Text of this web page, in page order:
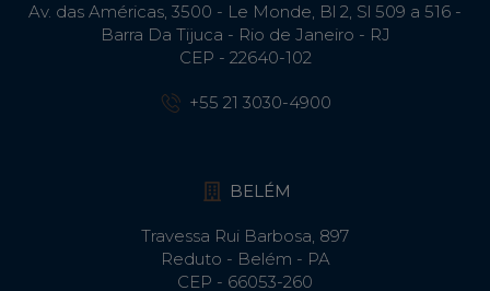
Av. das Américas, 3500 - Le Monde, Bl 2, Sl 509 a 516 -
Barra Da Tijuca - Rio de Janeiro - RJ
CEP - 22640-102​
+55 21 3030-4900
BELÉM
Travessa Rui Barbosa, 897
Reduto - Belém - PA
CEP - 66053-260